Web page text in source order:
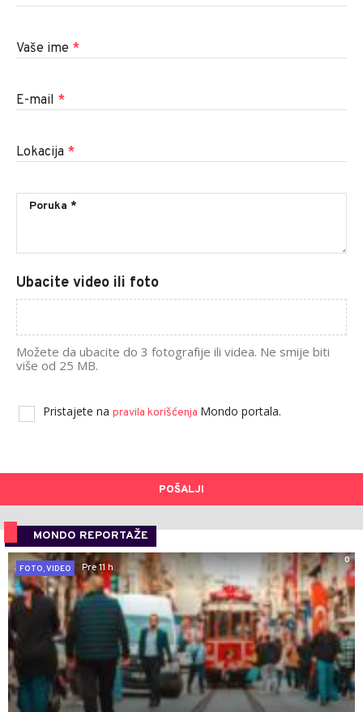
Vaše ime *
E-mail *
Lokacija *
Ubacite video ili foto
Možete da ubacite do 3 fotografije ili videa. Ne smije biti
više od 25 MB.
Pristajete na pravila korišćenja Mondo portala.
POŠALJI
MONDO REPORTAŽE
0
FOTO, VIDEO
Pre 11 h